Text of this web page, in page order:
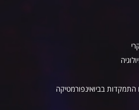
בביואינפורמטיקה